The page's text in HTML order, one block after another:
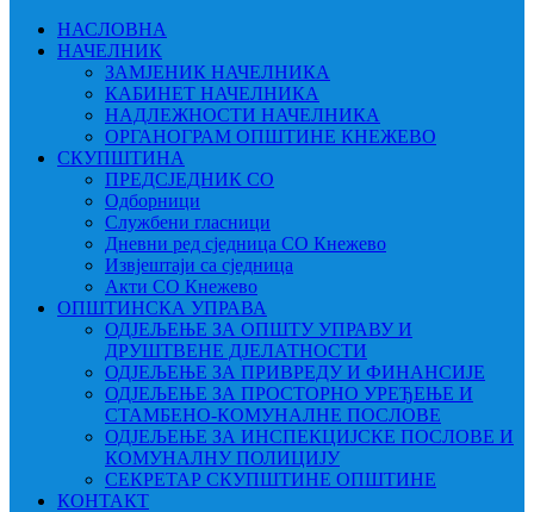
НАСЛОВНА
НАЧЕЛНИК
ЗАМЈЕНИК НАЧЕЛНИКА
КАБИНЕТ НАЧЕЛНИКА
НАДЛЕЖНОСТИ НАЧЕЛНИКА
ОРГАНОГРАМ ОПШТИНЕ КНЕЖЕВО
СКУПШТИНА
ПРЕДСЈЕДНИК СО
Одборници
Службени гласници
Дневни ред сједница СО Кнежево
Извјештаји са сједница
Акти СО Кнежево
ОПШТИНСКА УПРАВА
ОДЈЕЉЕЊЕ ЗА ОПШТУ УПРАВУ И
ДРУШТВЕНЕ ДЈЕЛАТНОСТИ
ОДЈЕЉЕЊЕ ЗА ПРИВРЕДУ И ФИНАНСИЈЕ
ОДЈЕЉЕЊЕ ЗА ПРОСТОРНО УРЕЂЕЊЕ И
СТАМБЕНО-КОМУНАЛНЕ ПОСЛОВЕ
ОДЈЕЉЕЊЕ ЗА ИНСПЕКЦИЈСКЕ ПОСЛОВЕ И
КОМУНАЛНУ ПОЛИЦИЈУ
СЕКРЕТАР СКУПШТИНЕ ОПШТИНЕ
КОНТАКТ